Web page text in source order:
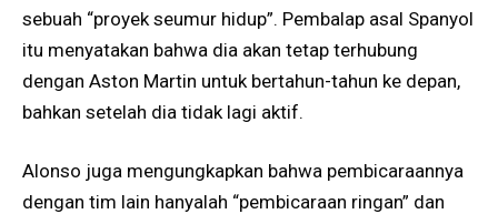
sebuah “proyek seumur hidup”. Pembalap asal Spanyol
itu menyatakan bahwa dia akan tetap terhubung
dengan Aston Martin untuk bertahun-tahun ke depan,
bahkan setelah dia tidak lagi aktif.
Alonso juga mengungkapkan bahwa pembicaraannya
dengan tim lain hanyalah “pembicaraan ringan” dan